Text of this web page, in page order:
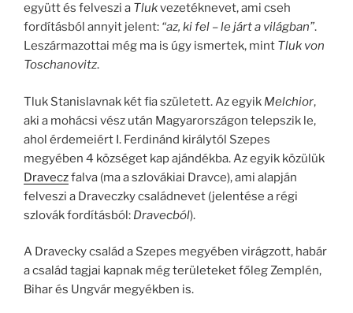
együtt és felveszi a Tlukvezetéknevet, ami cseh
fordításból annyit jelent: “az, ki fel – le járt a világban”.
Leszármazottai még ma is úgy ismertek, mint Tluk von
Toschanovitz.
Tluk Stanislavnak két fia született. Az egyik Melchior,
aki a mohácsi vész után Magyarországon telepszik le,
ahol érdemeiért I. Ferdinánd királytól Szepes
megyében 4 községet kap ajándékba. Az egyik közülük
Draveczfalva (ma a szlovákiai Dravce), ami alapján
felveszi a Draveczky családnevet (jelentése a régi
szlovák fordításból: Dravecból).
A Dravecky család a Szepes megyében virágzott, habár
a család tagjai kapnak még területeket főleg Zemplén,
Bihar és Ungvár megyékben is.